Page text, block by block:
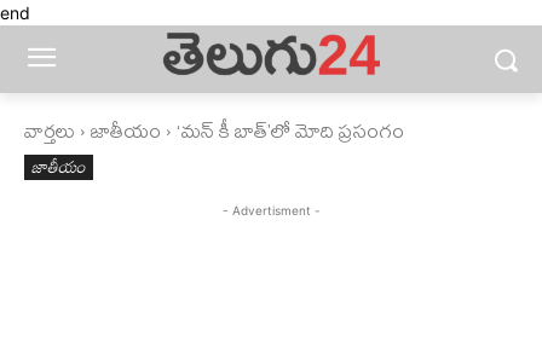
end
వార్తలు జాతీయం ‘మన్ కీ బాత్’లో మోది ప్రసంగం
జాతీయం
- Advertisment -